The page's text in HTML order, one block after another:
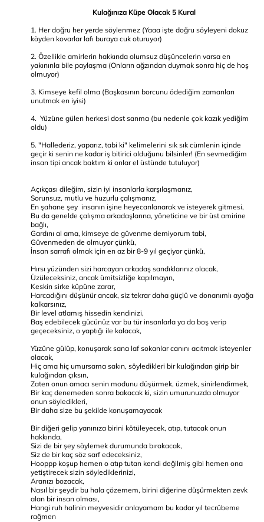
Kulağınıza Küpe Olacak 5 Kural
1. Her doğru her yerde söylenmez (Yaaa işte doğru söyleyeni dokuz
köyden kovarlar lafı buraya cuk oturuyor)
2. Özellikle amirlerin hakkında olumsuz düşüncelerin varsa en
yakınınla bile paylaşma (Onların ağzından duymak sonra hiç de hoş
olmuyor)
3. Kimseye kefil olma (Başkasının borcunu ödediğim zamanları
unutmak en iyisi)
4. Yüzüne gülen herkesi dost sanma (bu nedenle çok kazık yediğim
oldu)
5. "Hallederiz, yaparız, tabi ki" kelimelerini sık sık cümlenin içinde
geçir ki senin ne kadar iş bitirici olduğunu bilsinler! (En sevmediğim
insan tipi ancak baktım ki onlar el üstünde tutuluyor)
Açıkçası dileğim, sizin iyi insanlarla karşılaşmanız,
Sorunsuz, mutlu ve huzurlu çalışmanız,
En şahane şey insanın işine heyecanlanarak ve isteyerek gitmesi,
Bu da genelde çalışma arkadaşlarına, yöneticine ve bir üst amirine
bağlı,
Gardını al ama, kimseye de güvenme demiyorum tabi,
Güvenmeden de olmuyor çünkü,
İnsan sarrafı olmak için en az bir 8-9 yıl geçiyor çünkü,
Hırsı yüzünden sizi harcayan arkadaş sandıklarınız olacak,
Üzüleceksiniz, ancak ümitsizliğe kapılmayın,
Keskin sirke küpüne zarar,
Harcadığını düşünür ancak, siz tekrar daha güçlü ve donanımlı ayağa
kalkarsınız,
Bir level atlamış hissedin kendinizi,
Baş edebilecek gücünüz var bu tür insanlarla ya da boş verip
geçeceksiniz, o yaptığı ile kalacak,
Yüzüne gülüp, konuşarak sana laf sokanlar canını acıtmak isteyenler
olacak,
Hiç ama hiç umursama sakın, söyledikleri bir kulağından girip bir
kulağından çıksın,
Zaten onun amacı senin modunu düşürmek, üzmek, sinirlendirmek,
Bir kaç denemeden sonra bakacak ki, sizin umurunuzda olmuyor
onun söyledikleri,
Bir daha size bu şekilde konuşamayacak
Bir diğeri gelip yanınıza birini kötüleyecek, atıp, tutacak onun
hakkında,
Sizi de bir şey söylemek durumunda bırakacak,
Siz de bir kaç söz sarf edeceksiniz,
Hooppp koşup hemen o atıp tutan kendi değilmiş gibi hemen ona
yetiştirecek sizin söylediklerinizi,
Aranızı bozacak,
Nasıl bir şeydir bu hala çözemem, birini diğerine düşürmekten zevk
alan bir insan olması,
Hangi ruh halinin meyvesidir anlayamam bu kadar yıl tecrübeme
rağmen